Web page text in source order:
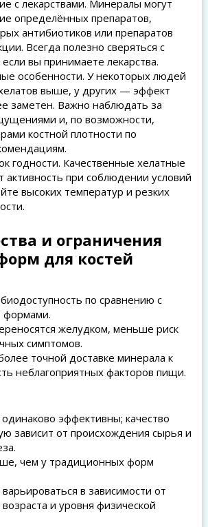
с лекарствами. Минералы могут
определённых препаратов,
антибиотиков или препаратов
Всегда полезно сверяться с
вы принимаете лекарства.
особенности. У некоторых людей
выше, у других — эффект
заметен. Важно наблюдать за
и, по возможности,
костной плотности по
годности. Качественные хелатные
при соблюдении условий
высоких температур и резких
и ограничения
для костей
по сравнению с
формами.
желудком, меньше риск
симптомов.
точной доставке минерала к
неблагоприятных факторов пищи.
эффективны; качество
зависит от происхождения сырья и
чем у традиционных форм
в зависимости от
и уровня физической